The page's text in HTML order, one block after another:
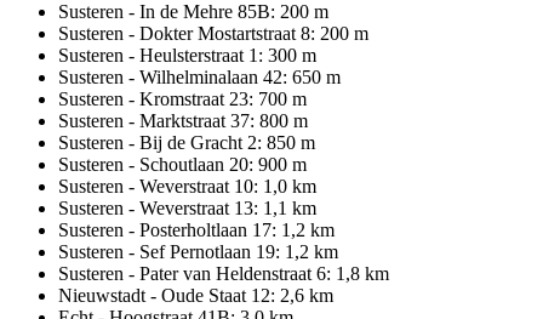
Susteren - In de Mehre 85B: 200 m
Susteren - Dokter Mostartstraat 8: 200 m
Susteren - Heulsterstraat 1: 300 m
Susteren - Wilhelminalaan 42: 650 m
Susteren - Kromstraat 23: 700 m
Susteren - Marktstraat 37: 800 m
Susteren - Bij de Gracht 2: 850 m
Susteren - Schoutlaan 20: 900 m
Susteren - Weverstraat 10: 1,0 km
Susteren - Weverstraat 13: 1,1 km
Susteren - Posterholtlaan 17: 1,2 km
Susteren - Sef Pernotlaan 19: 1,2 km
Susteren - Pater van Heldenstraat 6: 1,8 km
Nieuwstadt - Oude Staat 12: 2,6 km